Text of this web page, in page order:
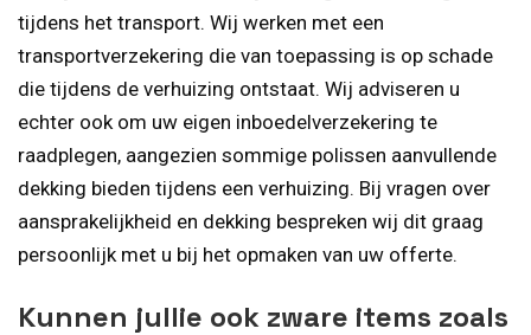
tijdens het transport. Wij werken met een
transportverzekering die van toepassing is op schade
die tijdens de verhuizing ontstaat. Wij adviseren u
echter ook om uw eigen inboedelverzekering te
raadplegen, aangezien sommige polissen aanvullende
dekking bieden tijdens een verhuizing. Bij vragen over
aansprakelijkheid en dekking bespreken wij dit graag
persoonlijk met u bij het opmaken van uw offerte.
Kunnen jullie ook zware items zoals